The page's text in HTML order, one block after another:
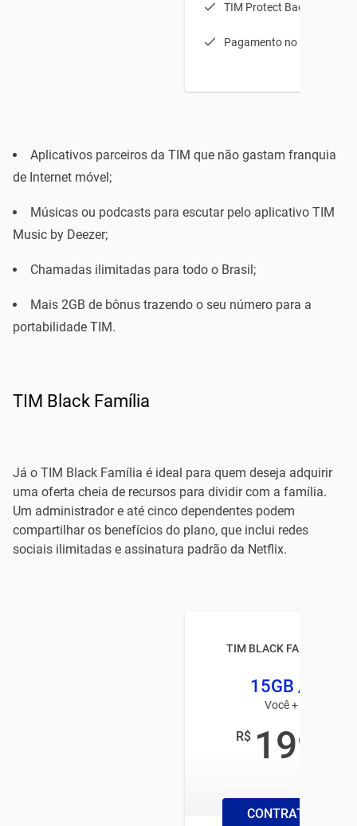
TIM Protect Backup 5GB
Pagamento no cartão de
Aplicativos parceiros da TIM que não gastam franquia
de Internet móvel;
Músicas ou podcasts para escutar pelo aplicativo TIM
Music by Deezer;
Chamadas ilimitadas para todo o Brasil;
Mais 2GB de bônus trazendo o seu número para a
portabilidade TIM.
TIM Black Família
Já o TIM Black Família é ideal para quem deseja adquirir
uma oferta cheia de recursos para dividir com a família.
Um administrador e até cinco dependentes podem
compartilhar os benefícios do plano, que inclui redes
sociais ilimitadas e assinatura padrão da Netflix.
TIM BLACK FAMÍLIA A
15GB /
Você + 1 usuário
R$ 199
CONTRATAR